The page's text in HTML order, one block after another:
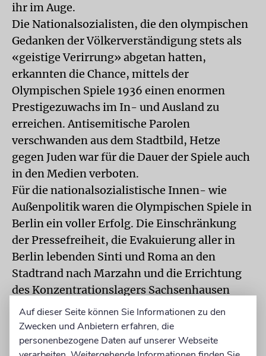
ihr im Auge.
Die Nationalsozialisten, die den olympischen
Gedanken der Völkerverständigung stets als
«geistige Verirrung» abgetan hatten,
erkannten die Chance, mittels der
Olympischen Spiele 1936 einen enormen
Prestigezuwachs im In- und Ausland zu
erreichen. Antisemitische Parolen
verschwanden aus dem Stadtbild, Hetze
gegen Juden war für die Dauer der Spiele auch
in den Medien verboten.
Für die nationalsozialistische Innen- wie
Außenpolitik waren die Olympischen Spiele in
Berlin ein voller Erfolg. Die Einschränkung
der Pressefreiheit, die Evakuierung aller in
Berlin lebenden Sinti und Roma an den
Stadtrand nach Marzahn und die Errichtung
des Konzentrationslagers Sachsenhausen
parallel zu den Spielen wurden im In- und
Ausland kaum wahrgenommen. Die
amerikanische «Amateur Athletic Union»
Auf dieser Seite können Sie Informationen zu den
Zwecken und Anbietern erfahren, die
personenbezogene Daten auf unserer Webseite